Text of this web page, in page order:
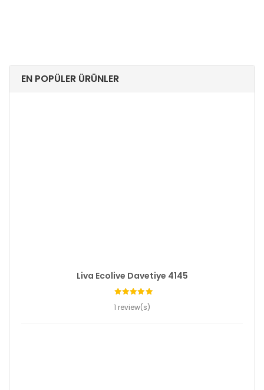
EN POPÜLER ÜRÜNLER
Liva Ecolive Davetiye 4145
1 review(s)